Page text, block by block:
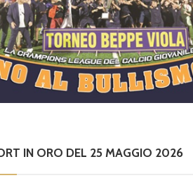
IN ORO DEL 25 MAGGIO 2026